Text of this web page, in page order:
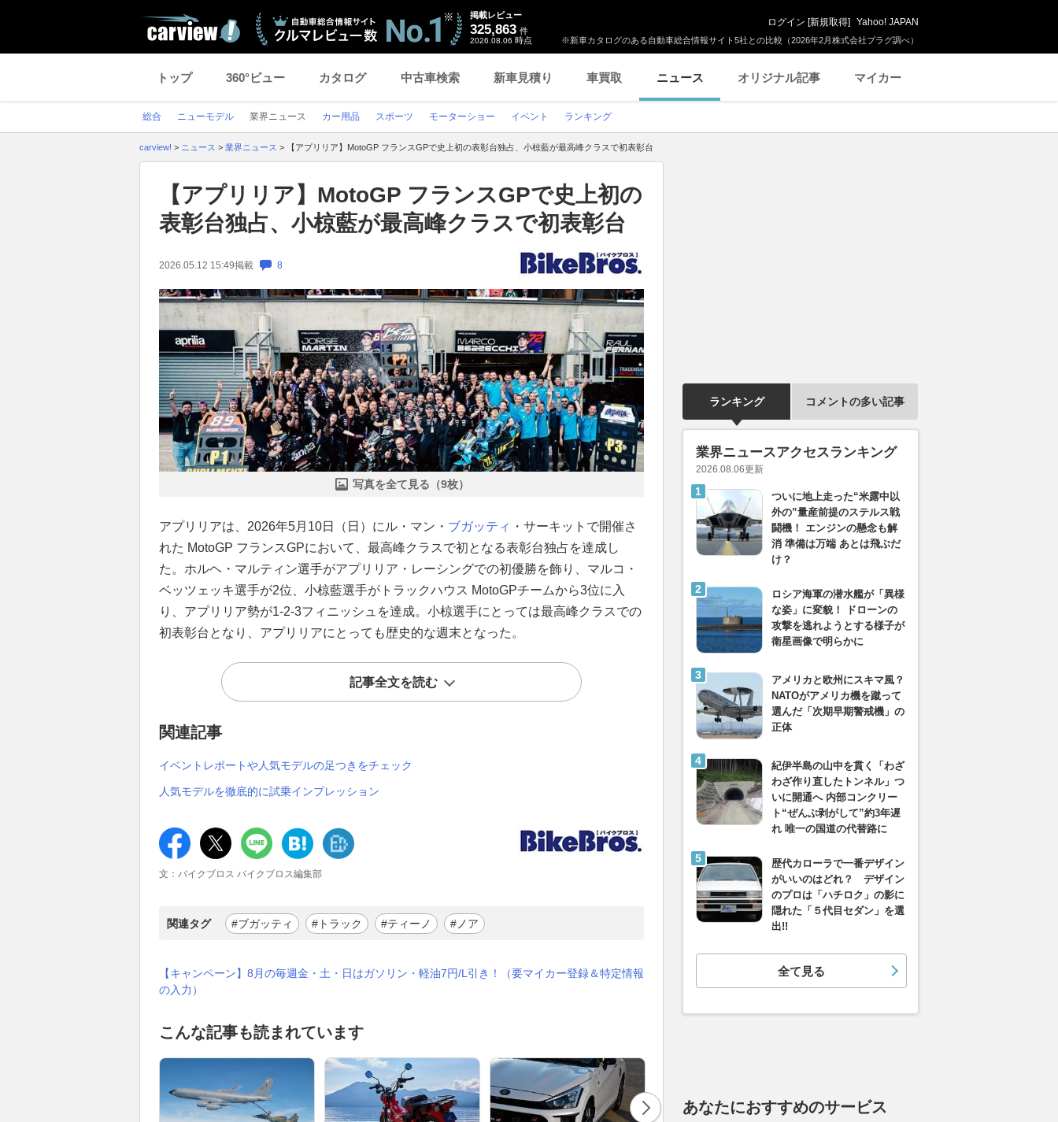
※新車カタログのある自動車総合情報サイト5社との比較（2026年2月株式会社プラグ調べ）
掲載レビュー
325,863 件
2026.08.06 時点
ログイン [新規取得] Yahoo! JAPAN
トップ 360°ビュー カタログ 中古車検索 新車見積り 車買取 ニュース オリジナル記事 マイカー
総合 ニューモデル 業界ニュース カー用品 スポーツ モーターショー イベント ランキング
carview! > ニュース > 業界ニュース > 【アプリリア】MotoGP フランスGPで史上初の表彰台独占、小椋藍が最高峰クラスで初表彰台
【アプリリア】MotoGP フランスGPで史上初の
表彰台独占、小椋藍が最高峰クラスで初表彰台
2026.05.12 15:49掲載 8
写真を全て見る（9枚）
アプリリアは、2026年5月10日（日）にル・マン・ ブガッティ ・サーキットで開催さ
れた MotoGP フランスGPにおいて、最高峰クラスで初となる表彰台独占を達成し
た。ホルヘ・マルティン選手がアプリリア・レーシングでの初優勝を飾り、マルコ・
ベッツェッキ選手が2位、小椋藍選手がトラックハウス MotoGPチームから3位に入
り、アプリリア勢が1-2-3フィニッシュを達成。小椋選手にとっては最高峰クラスでの
初表彰台となり、アプリリアにとっても歴史的な週末となった。
記事全文を読む
関連記事
イベントレポートや人気モデルの足つきをチェック
人気モデルを徹底的に試乗インプレッション
文：バイクブロス バイクブロス編集部
関連タグ #ブガッティ #トラック #ティーノ #ノア
【キャンペーン】8月の毎週金・土・日はガソリン・軽油7円/L引き！（要マイカー登録＆特定情報
の入力）
こんな記事も読まれています
ランキング コメントの多い記事
業界ニュースアクセスランキング
2026.08.06更新
ついに地上走った“米露中以
外の”量産前提のステルス戦
闘機！ エンジンの懸念も解
消 準備は万端 あとは飛ぶだ
け？
ロシア海軍の潜水艦が「異様
な姿」に変貌！ ドローンの
攻撃を逃れようとする様子が
衛星画像で明らかに
アメリカと欧州にスキマ風？
NATOがアメリカ機を蹴って
選んだ「次期早期警戒機」の
正体
紀伊半島の山中を貫く「わざ
わざ作り直したトンネル」つ
いに開通へ 内部コンクリー
ト“ぜんぶ剥がして”約3年遅
れ 唯一の国道の代替路に
歴代カローラで一番デザイン
がいいのはどれ？ デザイン
のプロは「ハチロク」の影に
隠れた「５代目セダン」を選
出!!
全て見る
あなたにおすすめのサービス